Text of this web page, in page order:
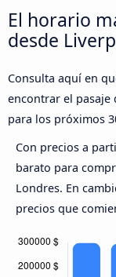
El horario
desde
Consulta aquí en
encontrar el pasaje
para los próximos
Con precios a
barato para
Londres. En
precios que